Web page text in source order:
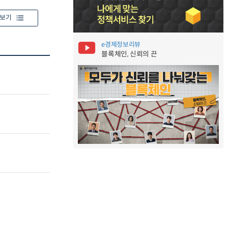
기
e경제정보리뷰
블록체인, 신뢰의 끈